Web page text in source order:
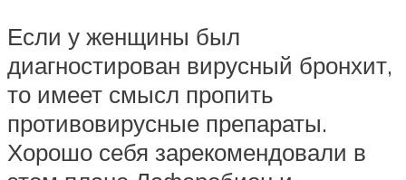
Если у женщины был
диагностирован вирусный бронхит,
то имеет смысл пропить
противовирусные препараты.
Хорошо себя зарекомендовали в